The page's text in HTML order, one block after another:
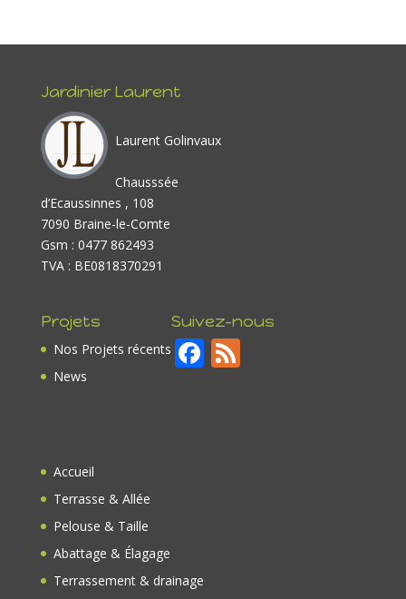
Jardinier Laurent
Laurent Golinvaux
Chausssée
d’Ecaussinnes , 108
7090 Braine-le-Comte
Gsm : 0477 862493
TVA : BE0818370291
Projets
Nos Projets récents
News
Suivez-nous
F F
Accueil
Terrasse & Allée
Pelouse & Taille
Abattage & Élagage
Terrassement & drainage